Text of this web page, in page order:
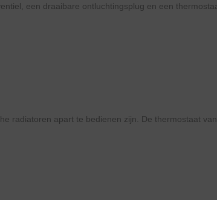
een draaibare ontluchtingsplug en een
radiatoren apart te bedienen zijn. De thermostaat